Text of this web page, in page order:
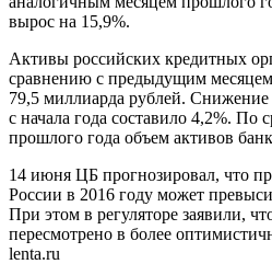
вырос на 15,9%.
Активы российских кредитных
сравнению с предыдущим
79,5 миллиарда рублей. Снижение
с начала года составило 4,2%.
прошлого года объем активов
14 июня ЦБ прогнозировал, что
России в 2016 году может
При этом в регуляторе заявили,
пересмотрено в более
lenta.ru